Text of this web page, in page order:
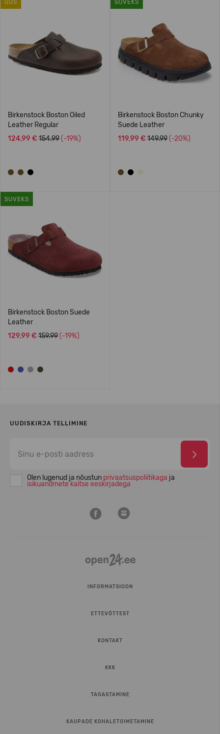
UUS
Birkenstock Boston Oiled
Leather Regular
124,99 € 154.99 (-19%)
SUVEKS
Birkenstock Boston Chunky
Suede Leather
119,99 € 149.99 (-20%)
SUVEKS
Birkenstock Boston Suede
Leather
129,99 € 159.99 (-19%)
UUDISKIRJA TELLIMINE
Olen lugenud ja nõustun privaatsuspoliitikaga ja
isikuandmete kaitse eeskirjadega
INFORMATSIOON
ETTEVÕTTEST
KONTAKT
KKK
TAGASTAMINE
KAUPADE KOHALETOIMETAMINE